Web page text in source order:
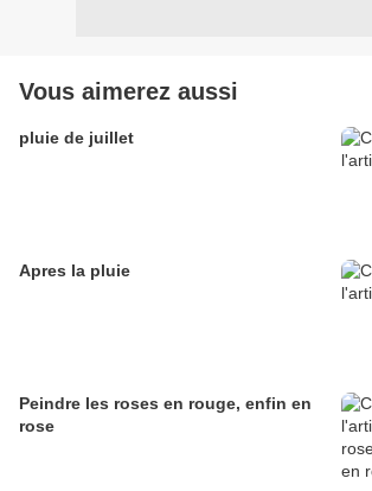
Vous aimerez aussi
pluie de juillet
Apres la pluie
Peindre les roses en rouge, enfin en
rose